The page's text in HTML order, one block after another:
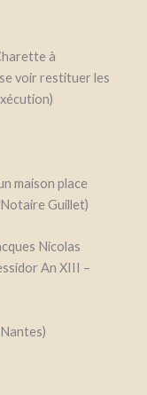
à
voir restituer les
maison place
Guillet)
Nicolas
An XIII –